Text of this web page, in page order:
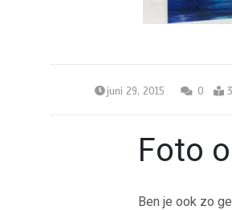
juni 29, 2015 0
Foto
Ben je ook zo